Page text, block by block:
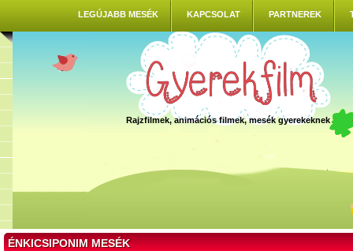
LEGÚJABB MESÉK KAPCSOLAT PARTNEREK
Rajzfilmek, animációs filmek, mesék gyerekeknek
ÉNKICSIPONIM MESÉK